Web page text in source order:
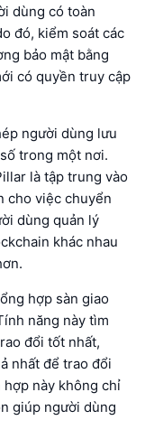
dùng có toàn
đó, kiểm soát các
bảo mật bằng
có quyền truy cập
người dùng lưu
trong một nơi.
là tập trung vào
cho việc chuyển
dùng quản lý
khác nhau
hợp sàn giao
năng này tìm
đổi tốt nhất,
nhất để trao đổi
này không chỉ
giúp người dùng